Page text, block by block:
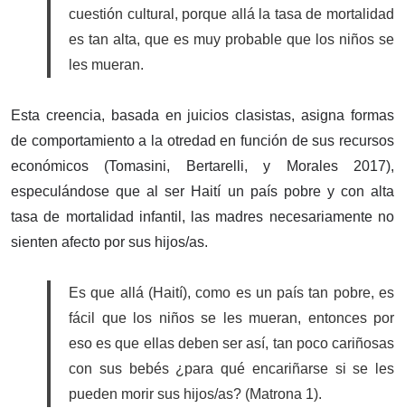
cuestión cultural, porque allá la tasa de mortalidad
es tan alta, que es muy probable que los niños se
les mueran.
Esta creencia, basada en juicios clasistas, asigna formas
de comportamiento a la otredad en función de sus recursos
económicos (Tomasini, Bertarelli, y Morales 2017),
especulándose que al ser Haití un país pobre y con alta
tasa de mortalidad infantil, las madres necesariamente no
sienten afecto por sus hijos/as.
Es que allá (Haití), como es un país tan pobre, es
fácil que los niños se les mueran, entonces por
eso es que ellas deben ser así, tan poco cariñosas
con sus bebés ¿para qué encariñarse si se les
pueden morir sus hijos/as? (Matrona 1).